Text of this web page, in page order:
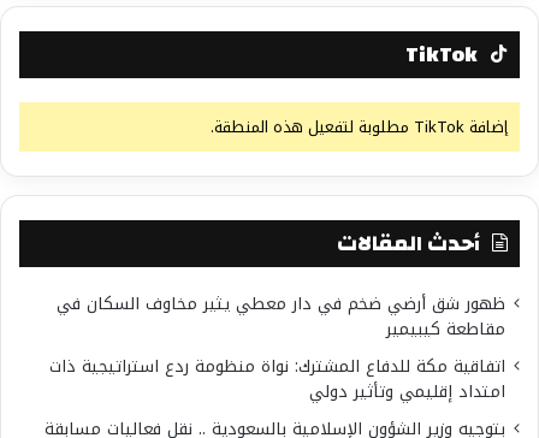
TikTok
إضافة TikTok مطلوبة لتفعيل هذه المنطقة.
أحدث المقالات
ظهور شق أرضي ضخم في دار معطي يثير مخاوف السكان في
مقاطعة كيبيمير
اتفاقية مكة للدفاع المشترك: نواة منظومة ردع استراتيجية ذات
امتداد إقليمي وتأثير دولي
بتوجيه وزير الشؤون الإسلامية بالسعودية .. نقل فعاليات مسابقة